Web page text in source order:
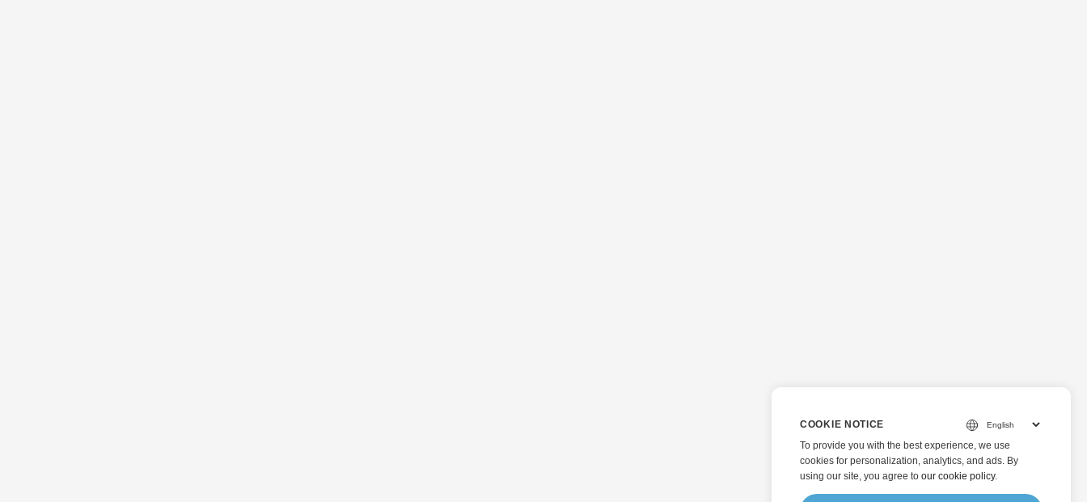
COOKIE NOTICE
To provide you with the best experience, we use
cookies for personalization, analytics, and ads. By
using our site, you agree to our cookie policy.